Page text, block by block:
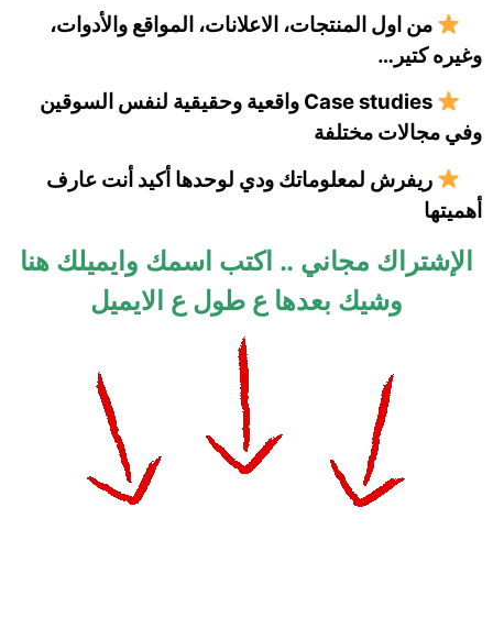
من اول المنتجات، الاعلانات، المواقع والأدوات،
وغيره كتير…
Case studies واقعية وحقيقية لنفس السوقين
وفي مجالات مختلفة
ريفرش لمعلوماتك ودي لوحدها أكيد أنت عارف
أهميتها
الإشتراك مجاني .. اكتب اسمك وايميلك هنا
وشيك بعدها ع طول ع الايميل